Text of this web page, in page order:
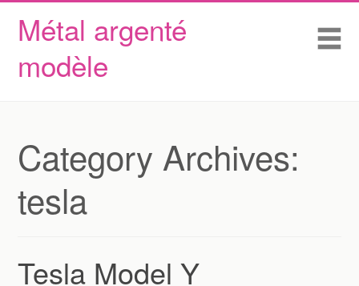
Métal argenté
modèle
Skip to content
Accueil
Conditions d’utilisation
Category Archives:
tesla
Tesla Model Y